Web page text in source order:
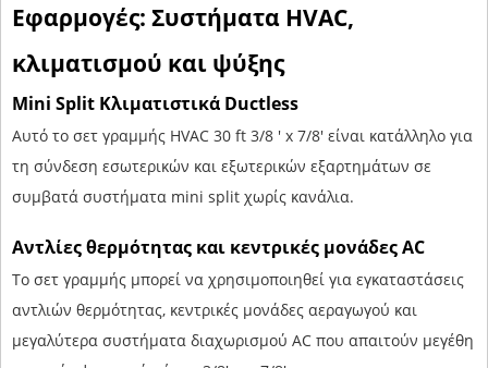
Εφαρμογές: Συστήματα HVAC,
κλιματισμού και ψύξης
Mini Split Κλιματιστικά Ductless
Αυτό το σετ γραμμής HVAC 30 ft 3/8 ' x 7/8' είναι κατάλληλο για
τη σύνδεση εσωτερικών και εξωτερικών εξαρτημάτων σε
συμβατά συστήματα mini split χωρίς κανάλια.
Αντλίες θερμότητας και κεντρικές μονάδες AC
Το σετ γραμμής μπορεί να χρησιμοποιηθεί για εγκαταστάσεις
αντλιών θερμότητας, κεντρικές μονάδες αεραγωγού και
μεγαλύτερα συστήματα διαχωρισμού AC που απαιτούν μεγέθη